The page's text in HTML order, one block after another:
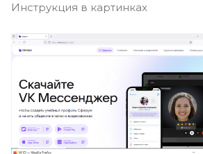
Инструкция в картинках